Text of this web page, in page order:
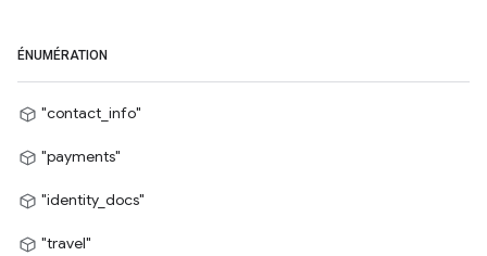
ÉNUMÉRATION
"contact_info"
"payments"
"identity_docs"
"travel"